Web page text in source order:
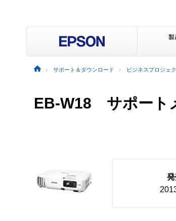
サポート＆ダウンロード ビジネスプロジェ
EB-W18 サポート
発